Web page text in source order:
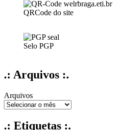
QRCode do site
Selo PGP
.: Arquivos :.
Arquivos
.: Etiquetas :.